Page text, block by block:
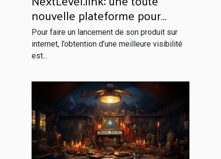
nouvelle plateforme pour
votre netlinking
Pour faire un lancement de son produit sur
internet, l’obtention d’une meilleure visibilité
est...